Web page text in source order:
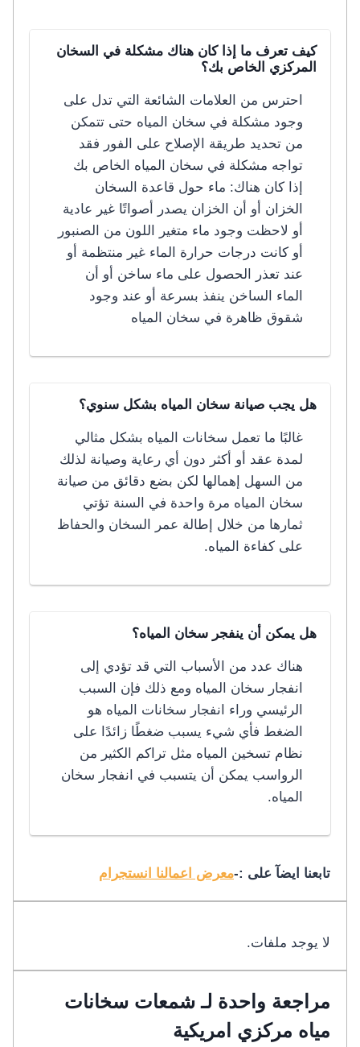
كيف تعرف ما إذا كان هناك مشكلة في السخان
المركزي الخاص بك؟
احترس من العلامات الشائعة التي تدل على
وجود مشكلة في سخان المياه حتى تتمكن
من تحديد طريقة الإصلاح على الفور فقد
تواجه مشكلة في سخان المياه الخاص بك
إذا كان هناك: ماء حول قاعدة السخان
الخزان أو أن الخزان يصدر أصواتًا غير عادية
أو لاحظت وجود ماء متغير اللون من الصنبور
أو كانت درجات حرارة الماء غير منتظمة أو
عند تعذر الحصول على ماء ساخن أو أن
الماء الساخن ينفذ بسرعة أو عند وجود
شقوق ظاهرة في سخان المياه
هل يجب صيانة سخان المياه بشكل سنوي؟
غالبًا ما تعمل سخانات المياه بشكل مثالي
لمدة عقد أو أكثر دون أي رعاية وصيانة لذلك
من السهل إهمالها لكن بضع دقائق من صيانة
سخان المياه مرة واحدة في السنة تؤتي
ثمارها من خلال إطالة عمر السخان والحفاظ
على كفاءة المياه.
هل يمكن أن ينفجر سخان المياه؟
هناك عدد من الأسباب التي قد تؤدي إلى
انفجار سخان المياه ومع ذلك فإن السبب
الرئيسي وراء انفجار سخانات المياه هو
الضغط فأي شيء يسبب ضغطًا زائدًا على
نظام تسخين المياه مثل تراكم الكثير من
الرواسب يمكن أن يتسبب في انفجار سخان
المياه.
تابعنا ايضآ على :-معرض اعمالنا انستجرام
لا يوجد ملفات.
مراجعة واحدة لـ شمعات سخانات
مياه مركزي امريكية